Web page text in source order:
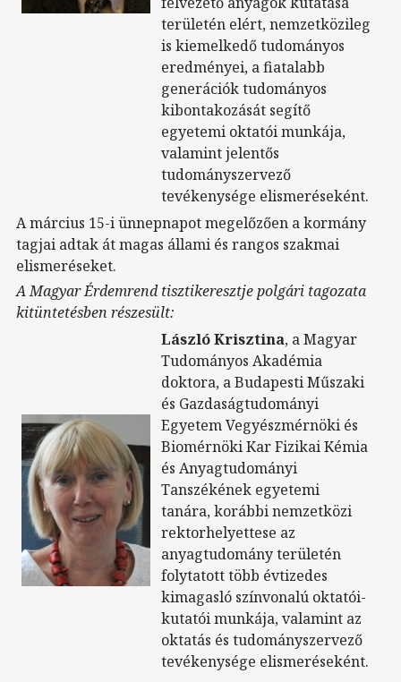
területén elért, nemzetközileg
is kiemelkedő tudományos
eredményei, a fiatalabb
generációk tudományos
kibontakozását segítő
egyetemi oktatói munkája,
valamint jelentős
tudományszervező
tevékenysége elismeréseként.
A március 15-i ünnepnapot megelőzően a kormány
tagjai adtak át magas állami és rangos szakmai
elismeréseket.
A Magyar Érdemrend tisztikeresztje polgári tagozata
kitüntetésben részesült:
László Krisztina, a Magyar
Tudományos Akadémia
doktora, a Budapesti Műszaki
és Gazdaságtudományi
Egyetem Vegyészmérnöki és
Biomérnöki Kar Fizikai Kémia
és Anyagtudományi
Tanszékének egyetemi
tanára, korábbi nemzetközi
rektorhelyettese az
anyagtudomány területén
folytatott több évtizedes
kimagasló színvonalú oktatói-
kutatói munkája, valamint az
oktatás és tudományszervező
tevékenysége elismeréseként.